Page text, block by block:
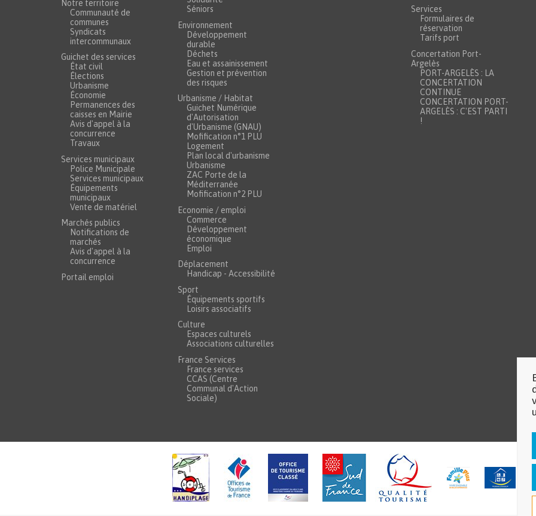
Notre territoire
Communauté de
communes
Syndicats
intercommunaux
Guichet des services
État civil
Élections
Urbanisme
Économie
Permanences des
caisses en Mairie
Avis d'appel à la
concurrence
Travaux
Services municipaux
Police Municipale
Services municipaux
Équipements
municipaux
Vente de matériel
Marchés publics
Notifications de
marchés
Avis d'appel à la
concurrence
Portail emploi
Séniors
Environnement
Développement
durable
Déchets
Eau et assainissement
Gestion et prévention
des risques
Urbanisme / Habitat
Guichet Numérique
d'Autorisation
d'Urbanisme (GNAU)
Mofification n°1 PLU
Logement
Plan local d'urbanisme
Urbanisme
ZAC Porte de la
Méditerranée
Mofification n°2 PLU
Economie / emploi
Commerce
Développement
économique
Emploi
Déplacement
Handicap - Accessibilité
Sport
Équipements sportifs
Loisirs associatifs
Culture
Espaces culturels
Associations culturelles
France Services
France services
CCAS (Centre
Communal d'Action
Sociale)
Services
Formulaires de
réservation
Tarifs port
Concertation Port-
Argelès
PORT-ARGELÈS : LA
CONCERTATION
CONTINUE
CONCERTATION PORT-
ARGELÈS : C'EST PARTI
!